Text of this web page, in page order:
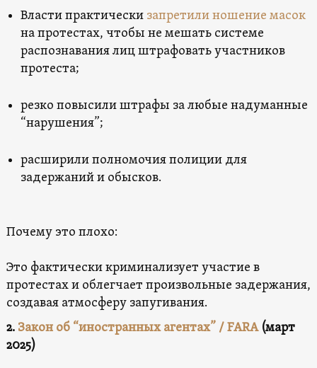
Власти практически запретили ношение масок
на протестах, чтобы не мешать системе
распознавания лиц штрафовать участников
протеста;
резко повысили штрафы за любые надуманные
“нарушения”;
расширили полномочия полиции для
задержаний и обысков.
Почему это плохо:
Это фактически криминализует участие в
протестах и облегчает произвольные задержания,
создавая атмосферу запугивания.
2. Закон об “иностранных агентах” / FARA(март
2025)